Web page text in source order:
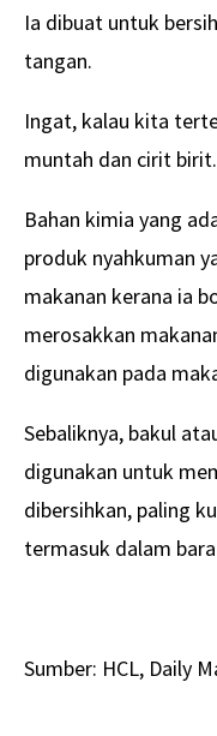
Ia dibuat untuk
tangan.
Ingat, kalau kita
muntah dan cirit birit.
Bahan kimia yang
produk nyahkuman
makanan kerana ia
merosakkan
digunakan pada
Sebaliknya, bakul
digunakan untuk
dibersihkan, paling
termasuk dalam
Sumber: HCL, Daily